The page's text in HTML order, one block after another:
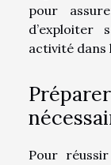
pour
d’exploiter
activité dans
Pour